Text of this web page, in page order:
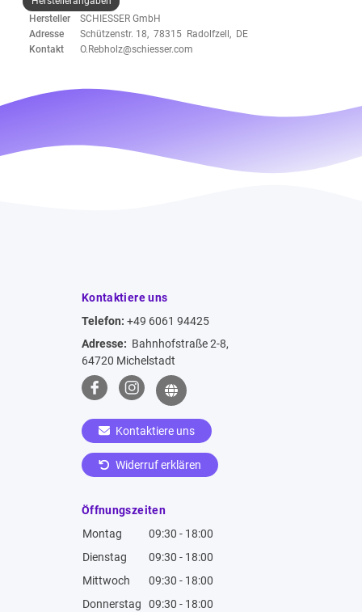
Hersteller
SCHIESSER GmbH
Adresse
Schützenstr. 18, 78315 Radolfzell, DE
Kontakt
O.Rebholz@schiesser.com
Kontaktiere uns
Telefon: +49 6061 94425
Adresse: Bahnhofstraße 2-8,
64720 Michelstadt
Kontaktiere uns
Widerruf erklären
Öffnungszeiten
Montag
09:30 - 18:00
Dienstag
09:30 - 18:00
Mittwoch
09:30 - 18:00
Donnerstag
09:30 - 18:00